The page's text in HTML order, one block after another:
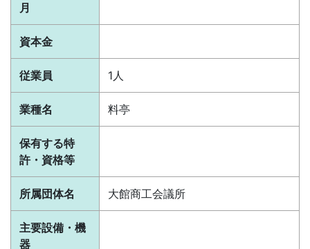
月
資本金
従業員 1人
業種名 料亭
保有する特
許・資格等
所属団体名 大館商工会議所
主要設備・機
器